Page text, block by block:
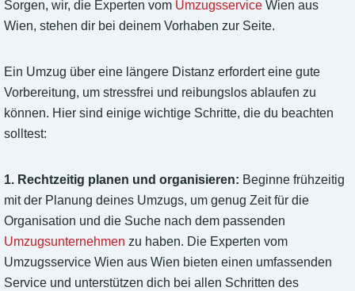
Sorgen, wir, die Experten vom Umzugsservice Wien aus
Wien, stehen dir bei deinem Vorhaben zur Seite.
Ein Umzug über eine längere Distanz erfordert eine gute
Vorbereitung, um stressfrei und reibungslos ablaufen zu
können. Hier sind einige wichtige Schritte, die du beachten
solltest:
1. Rechtzeitig planen und organisieren: Beginne frühzeitig
mit der Planung deines Umzugs, um genug Zeit für die
Organisation und die Suche nach dem passenden
Umzugsunternehmen zu haben. Die Experten vom
Umzugsservice Wien aus Wien bieten einen umfassenden
Service und unterstützen dich bei allen Schritten des